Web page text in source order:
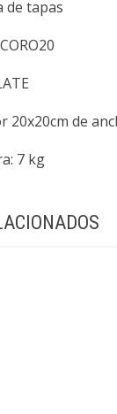
de tapas
20x20cm de
7 kg